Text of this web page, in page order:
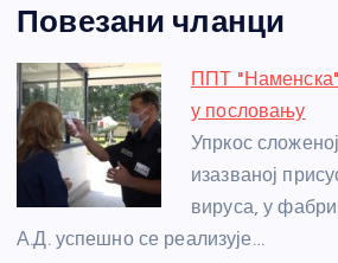
c
e
b
o
o
k
ss
e
n
g
er
itt
er
er at
s
A
p
p
a
g
e
Повезани чланци
ППТ
у пословању
Упркос
изазваној
вируса, у
А.Д. успешно се реализује…